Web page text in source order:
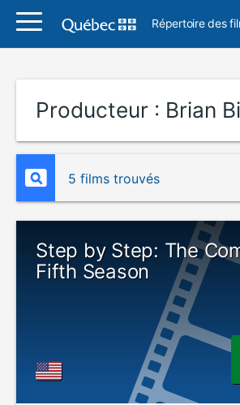
Répertoire des
Producteur : Brian
5 films trouvés
Step by Step: The
Fifth Season